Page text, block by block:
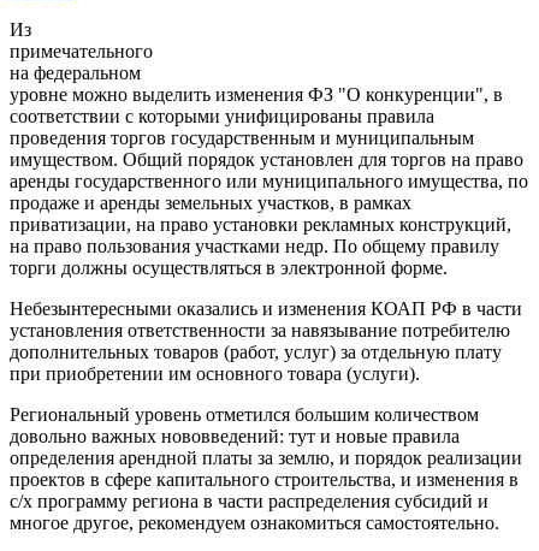
Из
примечательного
на федеральном
уровне можно выделить изменения ФЗ "О конкуренции", в
соответствии с которыми унифицированы правила
проведения торгов государственным и муниципальным
имуществом. Общий порядок установлен для торгов на право
аренды государственного или муниципального имущества, по
продаже и аренды земельных участков, в рамках
приватизации, на право установки рекламных конструкций,
на право пользования участками недр. По общему правилу
торги должны осуществляться в электронной форме.
Небезынтересными оказались и изменения КОАП РФ в части
установления ответственности за навязывание потребителю
дополнительных товаров (работ, услуг) за отдельную плату
при приобретении им основного товара (услуги).
Региональный уровень отметился большим количеством
довольно важных нововведений: тут и новые правила
определения арендной платы за землю, и порядок реализации
проектов в сфере капитального строительства, и изменения в
с/х программу региона в части распределения субсидий и
многое другое, рекомендуем ознакомиться самостоятельно.